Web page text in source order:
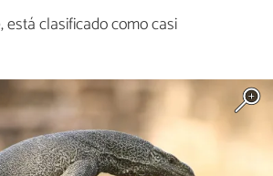
clasificado como casi